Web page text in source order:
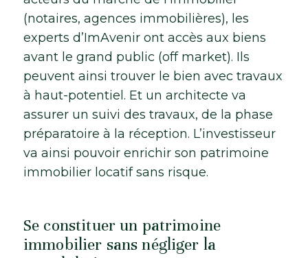
(notaires, agences immobilières), les
experts d’ImAvenir ont accès aux biens
avant le grand public (off market). Ils
peuvent ainsi trouver le bien avec travaux
à haut-potentiel. Et un architecte va
assurer un suivi des travaux, de la phase
préparatoire à la réception. L’investisseur
va ainsi pouvoir enrichir son patrimoine
immobilier locatif sans risque.
Se constituer un patrimoine
immobilier sans négliger la